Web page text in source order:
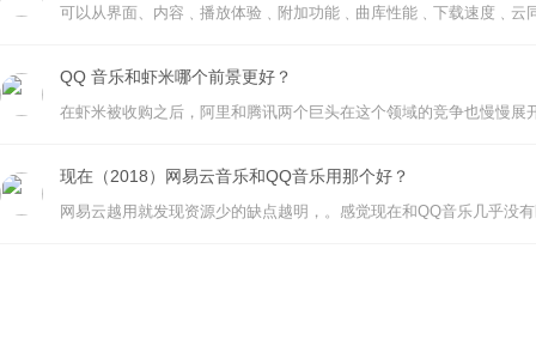
可以从界面、内容﹑播放体验﹑附加功能﹑曲库性能﹑下载速度﹑云
QQ 音乐和虾米哪个前景更好？
现在（2018）网易云音乐和QQ音乐用那个好？